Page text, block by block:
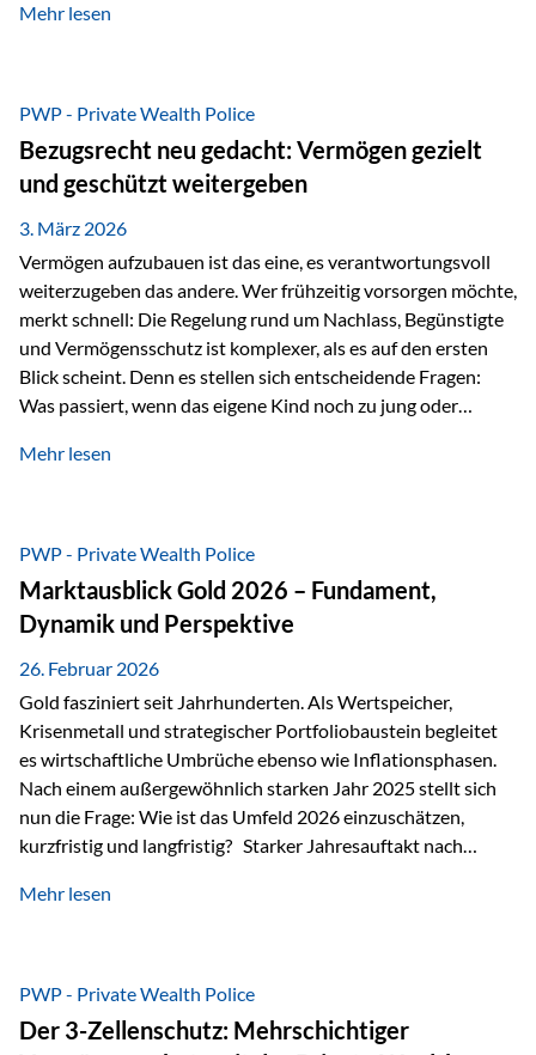
nicht laufend Kapital entziehen – sondern möglichst lange im
Privatdepot fallen an: Abgeltungssteuer Fondsbesteuerung
(Vorabpauschale, Teilfreistellung) Kein steuerlicher Abzug
der Vermögensverwaltungs-Gebühren /
Depotbankgebühren Jährliches Steuerreporting erforderlich
Zinsen, Dividenden und Kursgewinne werden laufend
besteuert.
Mehr lesen
PWP - Private Wealth Police
Bezugsrecht neu gedacht: Vermögen gezielt
und geschützt weitergeben
3. März 2026
Vermögen aufzubauen ist das eine, es verantwortungsvoll
weiterzugeben das andere. Wer frühzeitig vorsorgen möchte,
merkt schnell: Die Regelung rund um Nachlass, Begünstigte
und Vermögensschutz ist komplexer, als es auf den ersten
Blick scheint. Denn es stellen sich entscheidende Fragen:
Was passiert, wenn das eigene Kind noch zu jung oder
verwalten? Wie kann verhindert werden, dass Ex-Partner,
unbürokratisch übertragen, ohne ausschließlich auf ein
Testament angewiesen zu sein? Wenn klassische Lösungen
nicht ausreichen Traditionelle Nachlassregelungen stoßen
oft…
Mehr lesen
PWP - Private Wealth Police
Marktausblick Gold 2026 – Fundament,
Dynamik und Perspektive
26. Februar 2026
Gold fasziniert seit Jahrhunderten. Als Wertspeicher,
Krisenmetall und strategischer Portfoliobaustein begleitet
es wirtschaftliche Umbrüche ebenso wie Inflationsphasen.
Nach einem außergewöhnlich starken Jahr 2025 stellt sich
nun die Frage: Wie ist das Umfeld 2026 einzuschätzen,
kurzfristig und langfristig? Starker Jahresauftakt nach
Dynamik in das Jahr 2026 gestartet. Zwischen dem
Währungen: +11,5 % Bereits 2025 war ein außergewöhnlich
starkes Jahr: +64,4 % in USD Durchschnitt über alle
Währungen: +56,6 % Langfristig zeigt sich ebenfalls ein
Mehr lesen
PWP - Private Wealth Police
Der 3-Zellenschutz: Mehrschichtiger